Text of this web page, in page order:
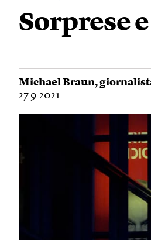
Sorprese
Michael Braun,
27.9.2021